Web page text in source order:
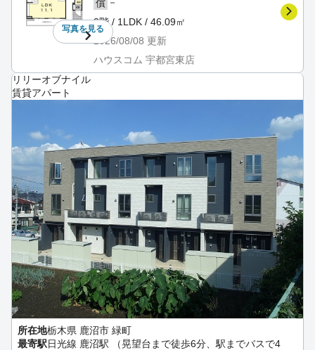
写真を見る
償 －
2階 / 1LDK / 46.09㎡
2026/08/08 更新
ハウスコム 宇都宮東店
リリーオブナイル
賃貸アパート
所在地栃木県 鹿沼市 緑町
最寄駅日光線 鹿沼駅 （晃望台まで徒歩6分、駅までバスで4